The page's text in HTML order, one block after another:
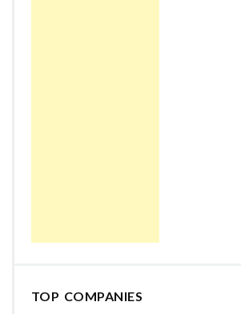
TOP COMPANIES